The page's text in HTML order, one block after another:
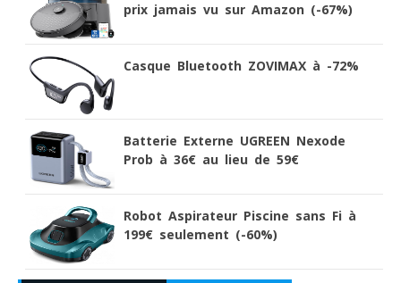
prix jamais vu sur Amazon (-67%)
Casque Bluetooth ZOVIMAX à -72%
Batterie Externe UGREEN Nexode
Prob à 36€ au lieu de 59€
Robot Aspirateur Piscine sans Fi à
199€ seulement (-60%)